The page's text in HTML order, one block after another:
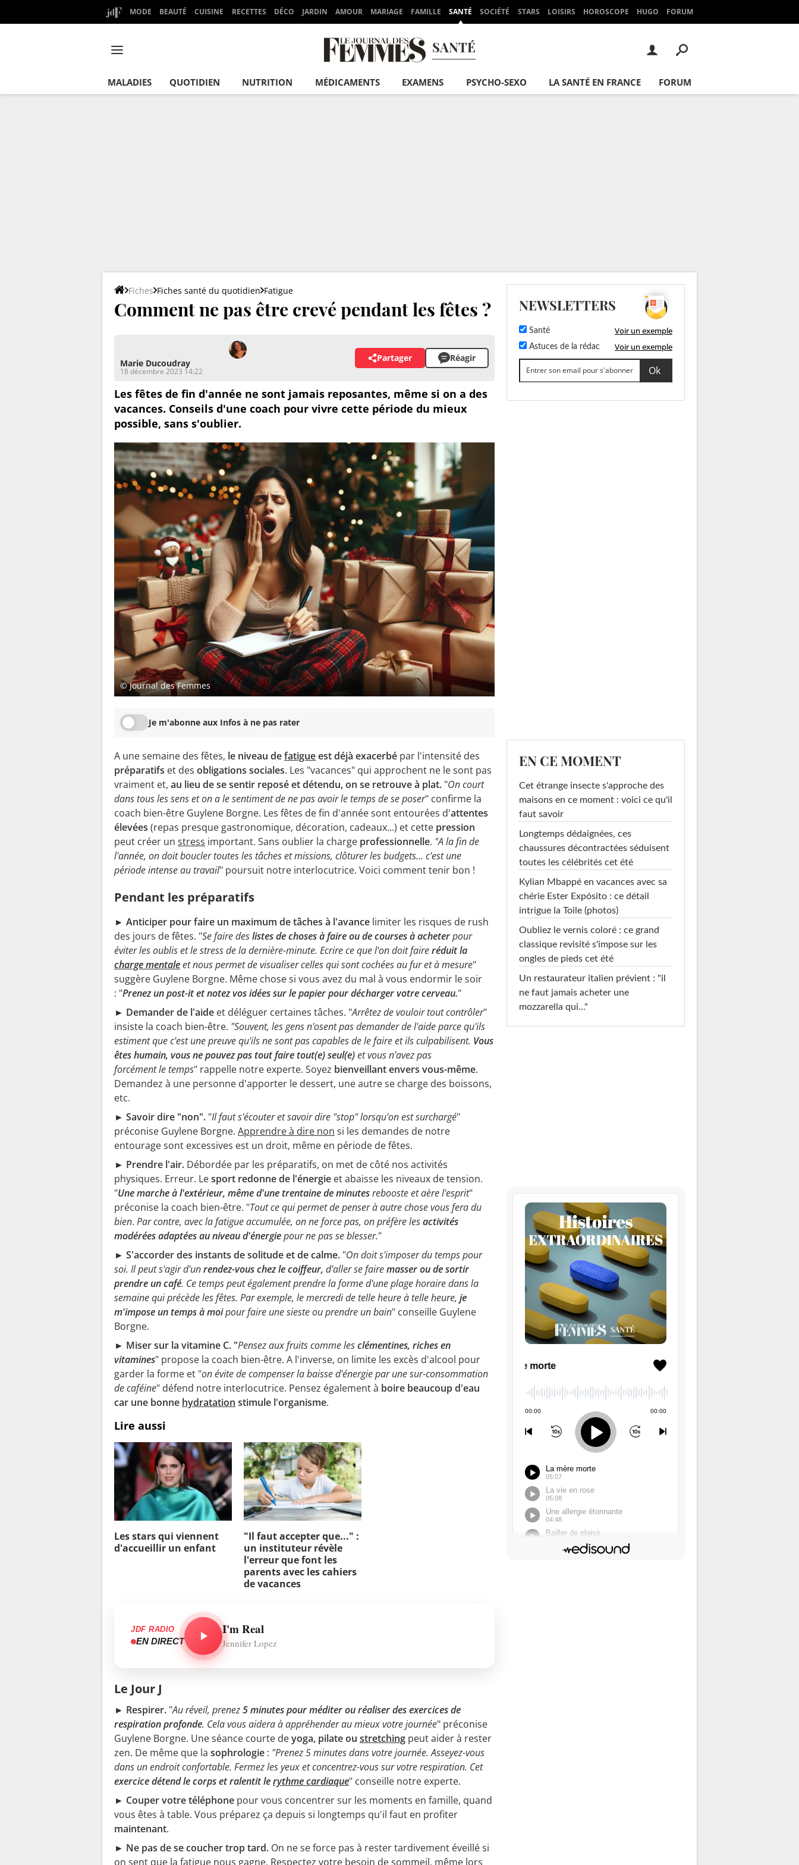
MODE BEAUTÉ CUISINE RECETTES DÉCO JARDIN AMOUR MARIAGE FAMILLE SANTÉ SOCIÉTÉ STARS LOISIRS HOROSCOPE HUGO FORUM
SANTÉ
MALADIES QUOTIDIEN NUTRITION MÉDICAMENTS EXAMENS PSYCHO-SEXO LA SANTÉ EN FRANCE FORUM
Fiches Fiches santé du quotidien Fatigue
Comment ne pas être crevé pendant les fêtes ?
Marie Ducoudray
18 décembre 2023 14:22
Partager Réagir
Les fêtes de fin d'année ne sont jamais reposantes, même si on a des
vacances. Conseils d'une coach pour vivre cette période du mieux
possible, sans s'oublier.
© Journal des Femmes
Je m'abonne aux Infos à ne pas rater
A une semaine des fêtes, le niveau defatigueest déjà exacerbé par l'intensité des
préparatifs et des obligations sociales. Les "vacances" qui approchent ne le sont pas
vraiment et, au lieu de se sentir reposé et détendu, on se retrouve à plat. "On court
dans tous les sens et on a le sentiment de ne pas avoir le temps de se poser" confirme la
coach bien-être Guylene Borgne. Les fêtes de fin d'année sont entourées d'attentes
élevées (repas presque gastronomique, décoration, cadeaux...) et cette pression
peut créer un stress important. Sans oublier la charge professionnelle. "A la fin de
l'année, on doit boucler toutes les tâches et missions, clôturer les budgets... c'est une
période intense au travail" poursuit notre interlocutrice. Voici comment tenir bon !
Pendant les préparatifs
► Anticiper pour faire un maximum de tâches à l'avance limiter les risques de rush
des jours de fêtes. "Se faire deslistes de choses à faire ou de courses à acheterpour
éviter les oublis et le stress de la dernière-minute. Ecrire ce que l'on doit faireréduit la
charge mentaleet nous permet de visualiser celles qui sont cochées au fur et à mesure"
suggère Guylene Borgne. Même chose si vous avez du mal à vous endormir le soir
: "Prenez un post-it et notez vos idées sur le papier pour décharger votre cerveau."
► Demander de l'aide et déléguer certaines tâches. "Arrêtez de vouloir tout contrôler"
insiste la coach bien-être. "Souvent, les gens n'osent pas demander de l'aide parce qu'ils
estiment que c'est une preuve qu'ils ne sont pas capables de le faire et ils culpabilisent. Vous
êtes humain, vous ne pouvez pas tout faire tout(e) seul(e)et vous n'avez pas
forcément le temps" rappelle notre experte. Soyez bienveillant envers vous-même.
Demandez à une personne d'apporter le dessert, une autre se charge des boissons,
etc.
► Savoir dire "non". "Il faut s'écouter et savoir dire "stop" lorsqu'on est surchargé"
préconise Guylene Borgne. Apprendre à dire non si les demandes de notre
entourage sont excessives est un droit, même en période de fêtes.
► Prendre l'air. Débordée par les préparatifs, on met de côté nos activités
physiques. Erreur. Lesport redonne de l'énergie et abaisse les niveaux de tension.
"Une marche à l'extérieur, même d'une trentaine de minutesrebooste et aère l'esprit"
préconise la coach bien-être. "Tout ce qui permet de penser à autre chose vous fera du
bien. Par contre, avec la fatigue accumulée, on ne force pas, on préfère lesactivités
modérées adaptées au niveau d'énergiepour ne pas se blesser."
► S'accorder des instants de solitude et de calme. "On doit s'imposer du temps pour
soi. Il peut s'agir d'unrendez-vous chez le coiffeur, d'aller se fairemasser ou de sortir
prendre un café. Ce temps peut également prendre la forme d'une plage horaire dans la
semaine qui précède les fêtes. Par exemple, le mercredi de telle heure à telle heure, je
m'impose un temps à moipour faire une sieste ou prendre un bain" conseille Guylene
Borgne.
► Miser sur la vitamine C. "Pensez aux fruits comme lesclémentines, riches en
vitamines" propose la coach bien-être. A l'inverse, on limite les excès d'alcool pour
garder la forme et "on évite de compenser la baisse d'énergie par une sur-consommation
de caféine" défend notre interlocutrice. Pensez également à boire beaucoup d'eau
car une bonne hydratation stimule l'organisme.
Lire aussi
Les stars qui viennent
d'accueillir un enfant
"Il faut accepter que..." :
un instituteur révèle
l'erreur que font les
parents avec les cahiers
de vacances
JDF RADIO
EN DIRECT
I'm Real
Jennifer Lopez
Le Jour J
► Respirer. "Au réveil, prenez5 minutes pour méditer ou réaliser des exercices de
respiration profonde. Cela vous aidera à appréhender au mieux votre journée" préconise
Guylene Borgne. Une séance courte deyoga, pilate ou stretching peut aider à rester
zen. De même que la sophrologie : "Prenez 5 minutes dans votre journée. Asseyez-vous
dans un endroit confortable. Fermez les yeux et concentrez-vous sur votre respiration. Cet
exercice détend le corps et ralentit lerythme cardiaque" conseille notre experte.
► Couper votre téléphone pour vous concentrer sur les moments en famille, quand
vous êtes à table. Vous préparez ça depuis si longtemps qu'il faut en profiter
maintenant.
► Ne pas de se coucher trop tard. On ne se force pas à rester tardivement éveillé si
on sent que la fatigue nous gagne. Respectez votre besoin desommeil, même lors
NEWSLETTERS
Santé Voir un exemple
Astuces de la rédac Voir un exemple
EN CE MOMENT
Cet étrange insecte s'approche des
maisons en ce moment : voici ce qu'il
faut savoir
Longtemps dédaignées, ces
chaussures décontractées séduisent
toutes les célébrités cet été
Kylian Mbappé en vacances avec sa
chérie Ester Expósito : ce détail
intrigue la Toile (photos)
Oubliez le vernis coloré : ce grand
classique revisité s'impose sur les
ongles de pieds cet été
Un restaurateur italien prévient : "il
ne faut jamais acheter une
mozzarella qui..."